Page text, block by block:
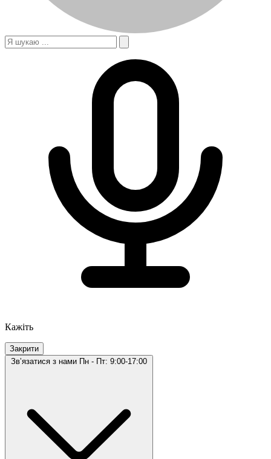
Кажіть
Закрити
Звʼязатися з нами Пн - Пт: 9:00-17:00